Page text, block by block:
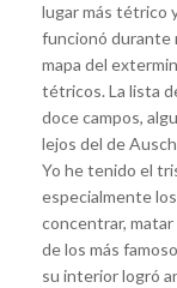
lugar más tétrico
funcionó durante
mapa del
tétricos. La lista
doce campos,
lejos del de
Yo he tenido el
especialmente
concentrar, matar
de los más
su interior logró